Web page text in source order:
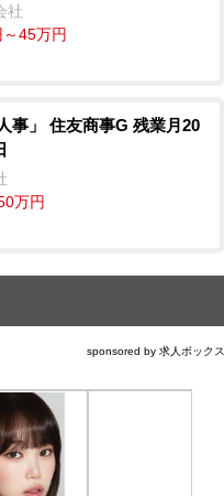
社
45万円
事」 住友商事G 残業月20
万円
sponsored by 求人ボックス